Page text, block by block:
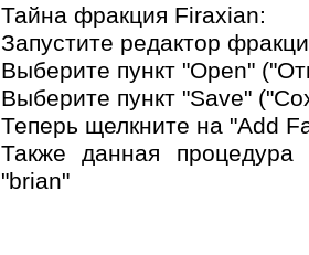
Тайна фракция Firaxian:
Запустите редактор
Выберите пункт "Open"
Выберите пункт "Save"
Теперь щелкните на "Add
Также данная
"brian"